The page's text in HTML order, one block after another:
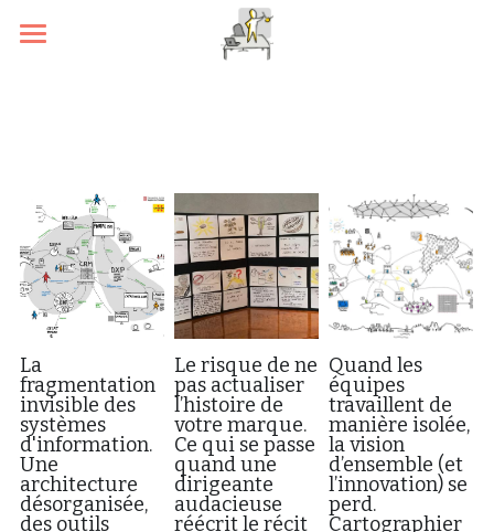
Anti-Méthode
À propos
Français
Français
Español
Log in
La
fragmentation
invisible des
systèmes
d'information.
Une
architecture
désorganisée,
des outils
Le risque de ne
pas actualiser
l’histoire de
votre marque.
Ce qui se passe
quand une
dirigeante
audacieuse
réécrit le récit
Quand les
équipes
travaillent de
manière isolée,
la vision
d’ensemble (et
l’innovation) se
perd.
Cartographier